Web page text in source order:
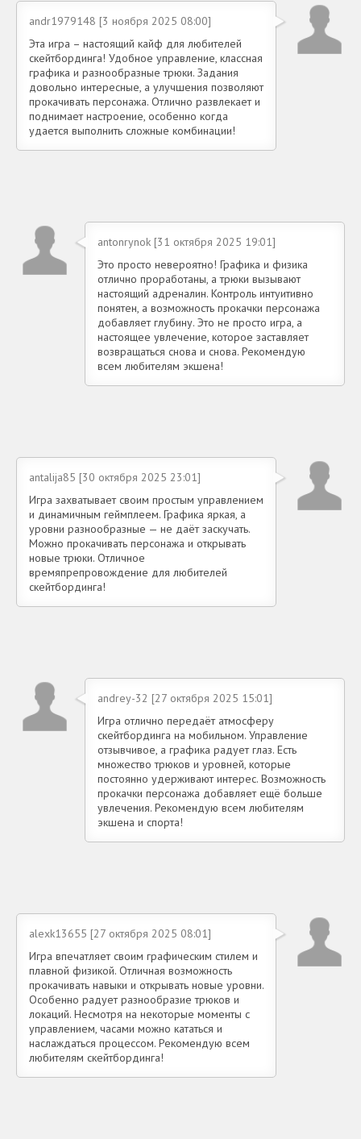
andr1979148 [3 ноября 2025 08:00]
Эта игра – настоящий кайф для любителей
скейтбординга! Удобное управление, классная
графика и разнообразные трюки. Задания
довольно интересные, а улучшения позволяют
прокачивать персонажа. Отлично развлекает и
поднимает настроение, особенно когда
удается выполнить сложные комбинации!
antonrynok [31 октября 2025 19:01]
Это просто невероятно! Графика и физика
отлично проработаны, а трюки вызывают
настоящий адреналин. Контроль интуитивно
понятен, а возможность прокачки персонажа
добавляет глубину. Это не просто игра, а
настоящее увлечение, которое заставляет
возвращаться снова и снова. Рекомендую
всем любителям экшена!
antalija85 [30 октября 2025 23:01]
Игра захватывает своим простым управлением
и динамичным геймплеем. Графика яркая, а
уровни разнообразные — не даёт заскучать.
Можно прокачивать персонажа и открывать
новые трюки. Отличное
времяпрепровождение для любителей
скейтбординга!
andrey-32 [27 октября 2025 15:01]
Игра отлично передаёт атмосферу
скейтбординга на мобильном. Управление
отзывчивое, а графика радует глаз. Есть
множество трюков и уровней, которые
постоянно удерживают интерес. Возможность
прокачки персонажа добавляет ещё больше
увлечения. Рекомендую всем любителям
экшена и спорта!
alexk13655 [27 октября 2025 08:01]
Игра впечатляет своим графическим стилем и
плавной физикой. Отличная возможность
прокачивать навыки и открывать новые уровни.
Особенно радует разнообразие трюков и
локаций. Несмотря на некоторые моменты с
управлением, часами можно кататься и
наслаждаться процессом. Рекомендую всем
любителям скейтбординга!